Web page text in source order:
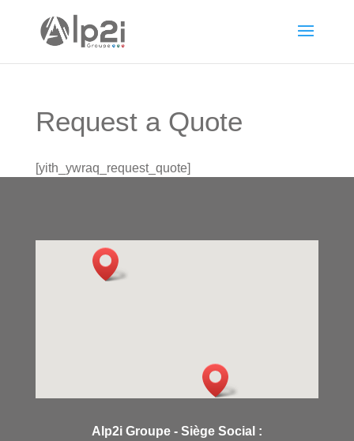
Request a Quote
[yith_ywraq_request_quote]
Alp2i Groupe - Siège Social :